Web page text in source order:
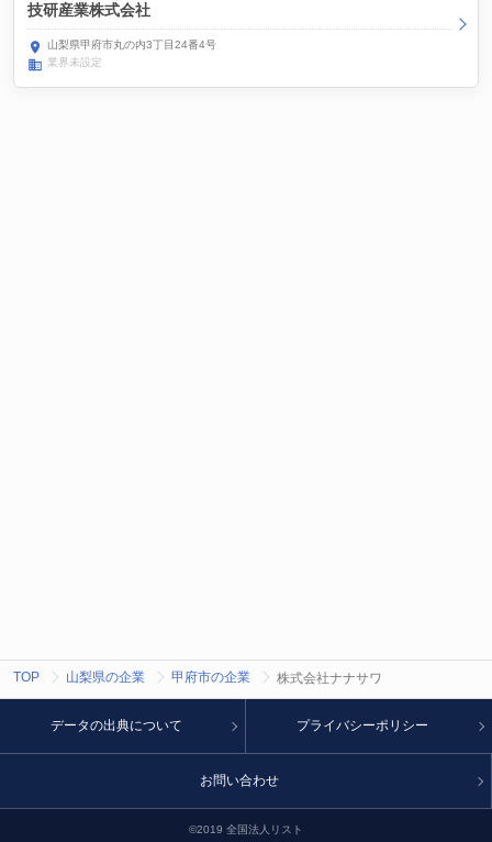
技研産業株式会社
山梨県甲府市丸の内3丁目24番4号
業界未設定
TOP 山梨県の企業 甲府市の企業 株式会社ナナサワ
©2019 全国法人リスト
データの出典について プライバシーポリシー
お問い合わせ